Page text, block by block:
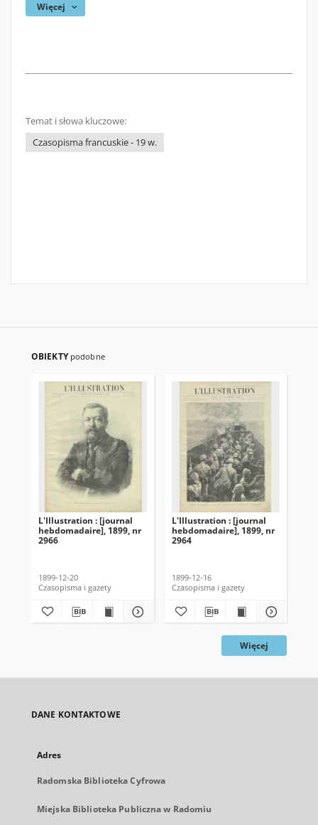
Więcej
Temat i słowa kluczowe:
Czasopisma francuskie - 19 w.
OBIEKTY podobne
L'Illustration : [journal
hebdomadaire], 1899, nr
2966
1899-12-20
Czasopisma i gazety
L'Illustration : [journal
hebdomadaire], 1899, nr
2964
1899-12-16
Czasopisma i gazety
Więcej
DANE KONTAKTOWE
Adres
Radomska Biblioteka Cyfrowa
Miejska Biblioteka Publiczna w Radomiu